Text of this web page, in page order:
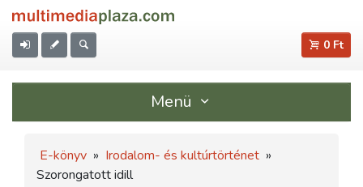
0 Ft
Menü
E-könyv » Irodalom- és kultúrtörténet »
Szorongatott idill